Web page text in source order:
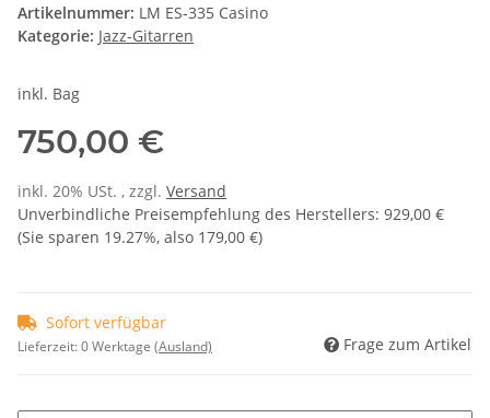
Artikelnummer: LM ES-335 Casino
Kategorie: Jazz-Gitarren
inkl. Bag
750,00 €
inkl. 20% USt. , zzgl. Versand
Unverbindliche Preisempfehlung des Herstellers: 929,00 €
(Sie sparen 19.27%, also 179,00 €)
Sofort verfügbar
Lieferzeit:0 Werktage (Ausland) Frage zum Artikel